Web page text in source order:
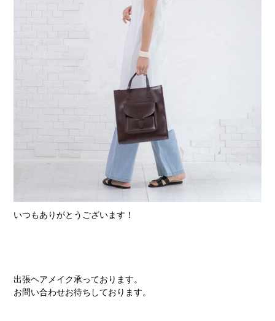
いつもありがとうございます！
出張ヘアメイク承っております。
お問い合わせお待ちしております。